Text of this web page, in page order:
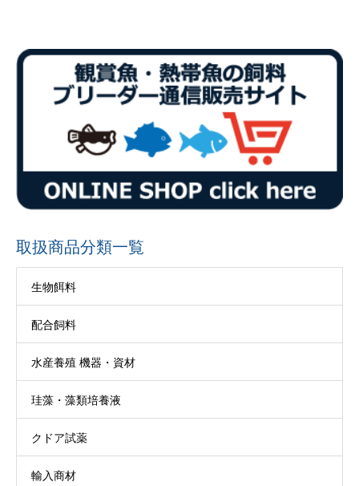
取扱商品分類一覧
生物餌料
配合飼料
水産養殖 機器・資材
珪藻・藻類培養液
クドア試薬
輸入商材